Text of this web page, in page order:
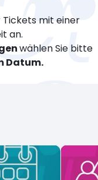
mit einer
an.
wählen Sie bitte
Datum.